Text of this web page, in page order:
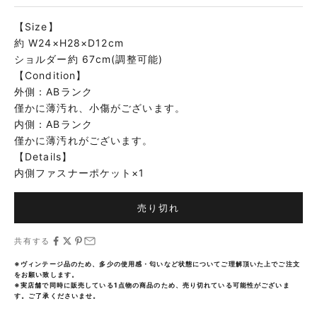
【Size】
約 W24×H28×D12cm
ショルダー約 67cm(調整可能)
【Condition】
外側：ABランク
僅かに薄汚れ、小傷がございます。
内側：ABランク
僅かに薄汚れがございます。
【Details】
内側ファスナーポケット×1
売り切れ
共有する
※ヴィンテージ品のため、多少の使用感・匂いなど状態についてご理解頂いた上でご注文
をお願い致します。
※実店舗で同時に販売している1点物の商品のため、売り切れている可能性がございま
す。ご了承くださいませ。